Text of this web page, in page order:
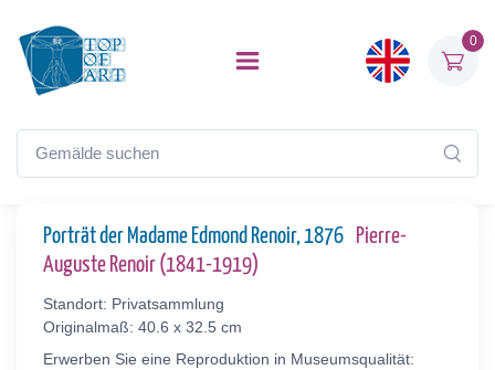
0
Porträt der Madame Edmond Renoir, 1876
Pierre-
Auguste Renoir (1841-1919)
Standort: Privatsammlung
Originalmaß: 40.6 x 32.5 cm
Erwerben Sie eine Reproduktion in Museumsqualität: